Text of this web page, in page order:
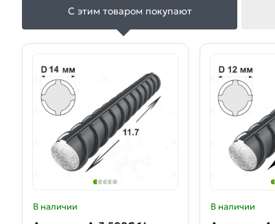
С этим товаром покупают
В наличии В наличии